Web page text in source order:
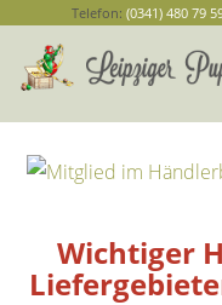
Telefon: (0341) 480 79
Wichtiger